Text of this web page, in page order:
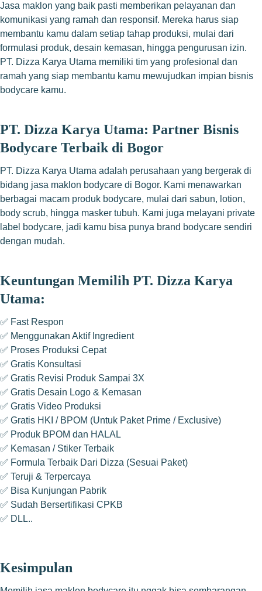
Jasa maklon yang baik pasti memberikan pelayanan dan
komunikasi yang ramah dan responsif. Mereka harus siap
membantu kamu dalam setiap tahap produksi, mulai dari
formulasi produk, desain kemasan, hingga pengurusan izin.
PT. Dizza Karya Utama memiliki tim yang profesional dan
ramah yang siap membantu kamu mewujudkan impian bisnis
bodycare kamu.
PT. Dizza Karya Utama: Partner Bisnis
Bodycare Terbaik di Bogor
PT. Dizza Karya Utama adalah perusahaan yang bergerak di
bidang jasa maklon bodycare di Bogor. Kami menawarkan
berbagai macam produk bodycare, mulai dari sabun, lotion,
body scrub, hingga masker tubuh. Kami juga melayani private
label bodycare, jadi kamu bisa punya brand bodycare sendiri
dengan mudah.
Keuntungan Memilih PT. Dizza Karya
Utama:
✅ Fast Respon
✅ Menggunakan Aktif Ingredient
✅ Proses Produksi Cepat
✅ Gratis Konsultasi
✅ Gratis Revisi Produk Sampai 3X
✅ Gratis Desain Logo & Kemasan
✅ Gratis Video Produksi
✅ Gratis HKI / BPOM (Untuk Paket Prime / Exclusive)
✅ Produk BPOM dan HALAL
✅ Kemasan / Stiker Terbaik
✅ Formula Terbaik Dari Dizza (Sesuai Paket)
✅ Teruji & Terpercaya
✅ Bisa Kunjungan Pabrik
✅ Sudah Bersertifikasi CPKB
✅ DLL..
Kesimpulan